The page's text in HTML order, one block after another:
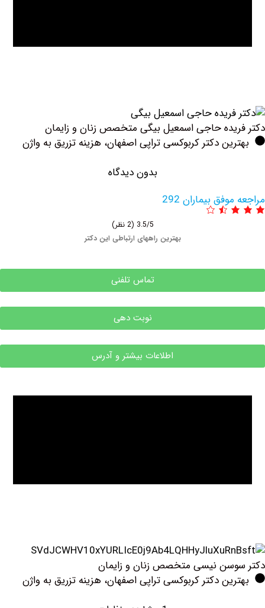
حاجی اسمعیل بیگی متخصص زنان و زایمان
دکتر کربوکسی تراپی اصفهان، هزینه تزریق به واژن
بدون دیدگاه
بیماران 292
بهترین راههای ارتباطی این دکتر
تماس تلفنی
نوبت دهی
اطلاعات بیشتر و آدرس
نیسی متخصص زنان و زایمان
دکتر کربوکسی تراپی اصفهان، هزینه تزریق به واژن